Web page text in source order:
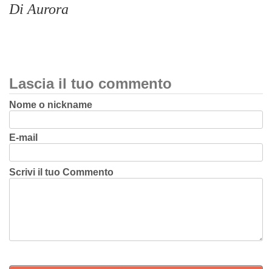
Di Aurora
Lascia il tuo commento
Nome o nickname
E-mail
Scrivi il tuo Commento